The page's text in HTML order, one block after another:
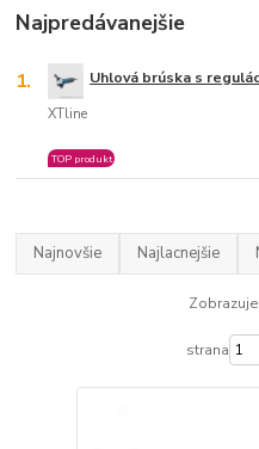
Najpredávanejšie
1. Uhlová brúska s
XTline
TOP produkt
Najnovšie Najlacnejšie
strana